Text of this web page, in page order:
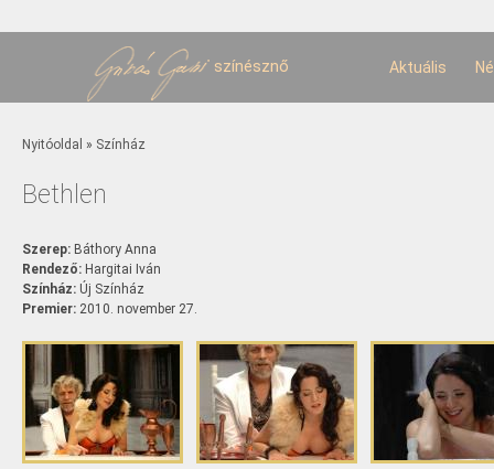
színésznő Aktuális
Jelenlegi hely
Nyitóoldal » Színház
Bethlen
Szerep: Báthory Anna
Rendező: Hargitai Iván
Színház: Új Színház
Premier: 2010. november 27.